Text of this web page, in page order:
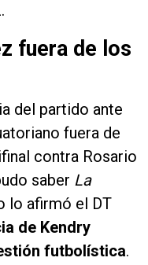
fuera de los
del partido ante
fuera de
contra Rosario
saber La
lo afirmó el DT
de Kendry
futbolística.